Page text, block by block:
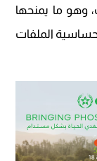
وهو ما يمنحها
حساسية الملفات